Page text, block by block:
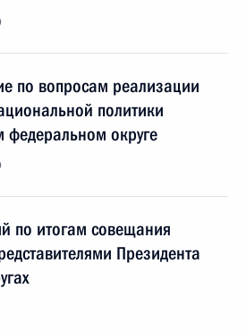
по вопросам реализации
политики
округе
по итогам совещания
Президента